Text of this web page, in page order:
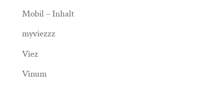
Mobil – Inhalt
myviezzz
Viez
Vinum